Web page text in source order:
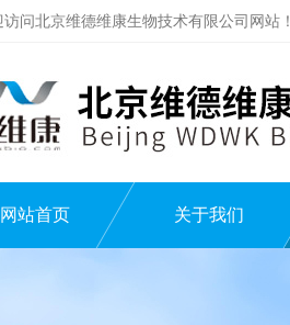
问北京维德维康生物技术有限公司网站！
网站首页 关于我们